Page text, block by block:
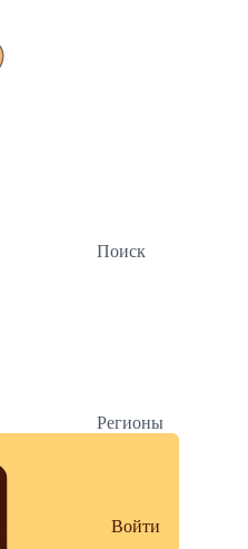
Поиск
Регионы
Войти